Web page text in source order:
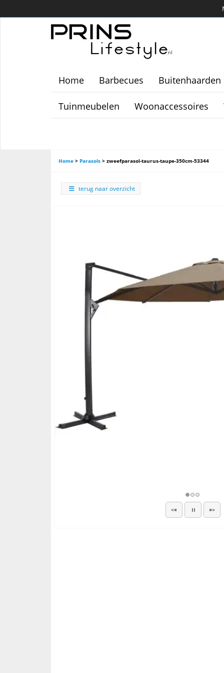
Home Barbecues Buitenhaarden
Tuinmeubelen Woonaccessoires
Home > Parasols > zweefparasol-taurus-taupe-350cm-53344
terug naar overzicht